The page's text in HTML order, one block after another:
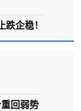
跌企稳！
回弱势